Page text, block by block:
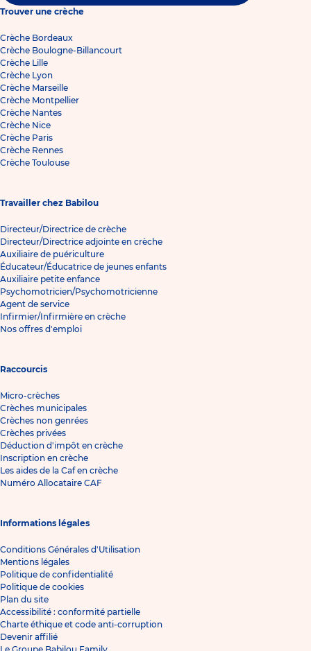
Trouver une crèche
Crèche Bordeaux
Crèche Boulogne-Billancourt
Crèche Lille
Crèche Lyon
Crèche Marseille
Crèche Montpellier
Crèche Nantes
Crèche Nice
Crèche Paris
Crèche Rennes
Crèche Toulouse
Travailler chez Babilou
Directeur/Directrice de crèche
Directeur/Directrice adjointe en crèche
Auxiliaire de puériculture
Éducateur/Éducatrice de jeunes enfants
Auxiliaire petite enfance
Psychomotricien/Psychomotricienne
Agent de service
Infirmier/Infirmière en crèche
Nos offres d'emploi
Raccourcis
Micro-crèches
Crèches municipales
Crèches non genrées
Crèches privées
Déduction d'impôt en crèche
Inscription en crèche
Les aides de la Caf en crèche
Numéro Allocataire CAF
Informations légales
Conditions Générales d'Utilisation
Mentions légales
Politique de confidentialité
Politique de cookies
Plan du site
Accessibilité : conformité partielle
Charte éthique et code anti-corruption
Devenir affilié